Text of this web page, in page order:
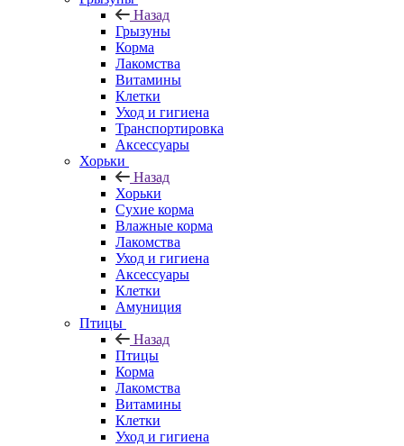
Назад
Грызуны
Корма
Лакомства
Витамины
Клетки
Уход и гигиена
Транспортировка
Аксессуары
Хорьки
Назад
Хорьки
Сухие корма
Влажные корма
Лакомства
Уход и гигиена
Аксессуары
Клетки
Амуниция
Птицы
Назад
Птицы
Корма
Лакомства
Витамины
Клетки
Уход и гигиена